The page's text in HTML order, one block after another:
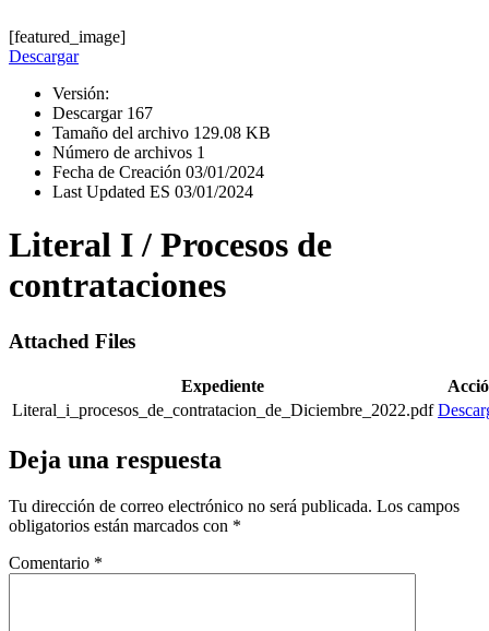
[featured_image]
Descargar
Versión:
Descargar 167
Tamaño del archivo 129.08 KB
Número de archivos 1
Fecha de Creación 03/01/2024
Last Updated ES 03/01/2024
Literal I / Procesos de
contrataciones
Attached Files
Expediente
Literal_i_procesos_de_contratacion_de_Diciembre_2022.pdf
Deja una respuesta
Tu dirección de correo electrónico no será publicada. Los campos
obligatorios están marcados con *
Comentario *